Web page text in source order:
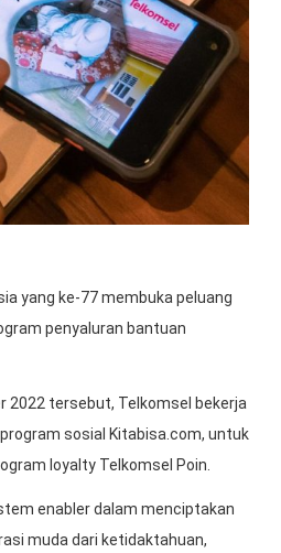
yang ke-77 membuka peluang
penyaluran bantuan
2022 tersebut, Telkomsel bekerja
sosial Kitabisa.com, untuk
loyalty Telkomsel Poin.
enabler dalam menciptakan
muda dari ketidaktahuan,